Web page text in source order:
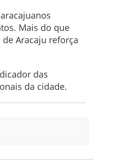
Mais do que
Aracaju reforça
das
da cidade.